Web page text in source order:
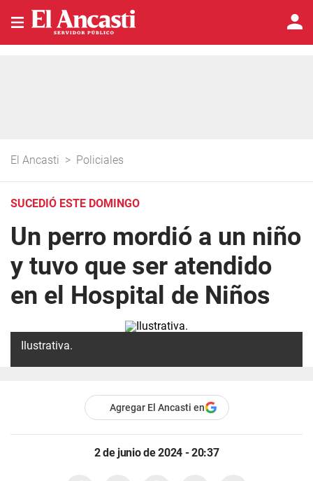
El Ancasti > Policiales
SUCEDIÓ ESTE DOMINGO
Un perro mordió a un niño
y tuvo que ser atendido
en el Hospital de Niños
Ilustrativa.
Agregar El Ancasti en
2 de junio de 2024 - 20:37